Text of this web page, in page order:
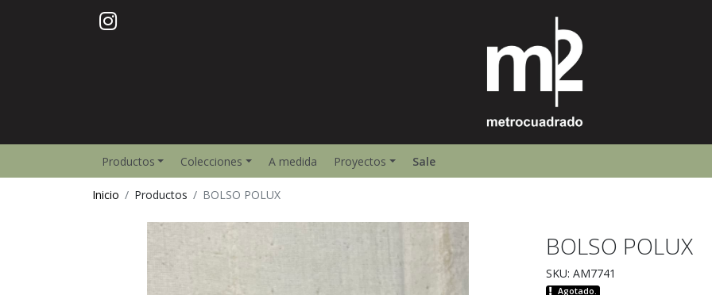
Productos Colecciones A medida Proyectos Sale
Inicio Productos BOLSO POLUX
BOLSO POLUX
SKU: AM7741
Agotado.